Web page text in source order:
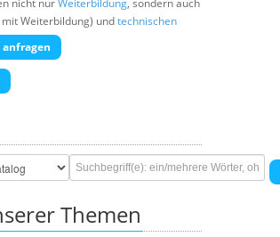
nicht nurWeiterbildung, sondern auch
Weiterbildung) undtechnischen
Themen